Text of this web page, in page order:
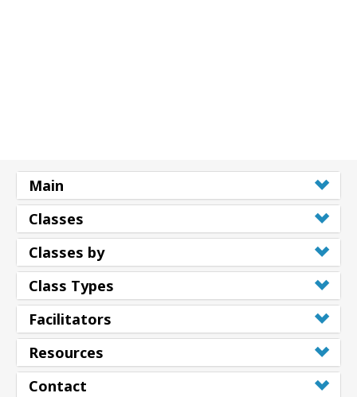
Main
Classes
Classes by
Class Types
Facilitators
Resources
Contact